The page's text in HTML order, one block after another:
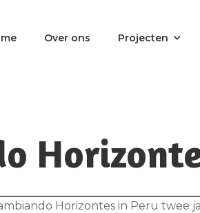
Over ons Projecten
Horizontes in Peru twee